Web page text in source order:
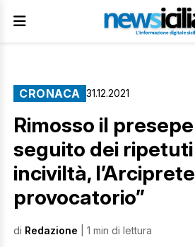
CRONACA 31.12.2021
Rimosso il
seguito dei
inciviltà,
provocatorio”
di Redazione | 1 min di lettura